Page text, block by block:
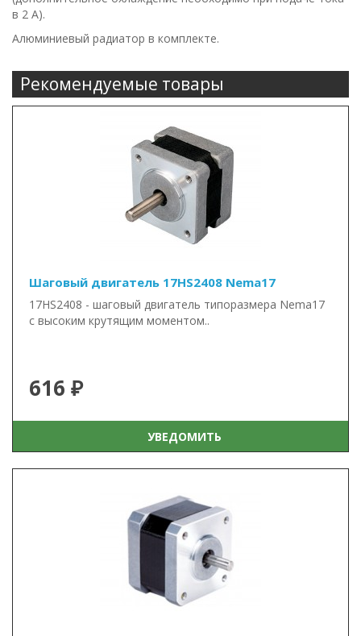
в 2 A).
Алюминиевый радиатор в комплекте.
Рекомендуемые товары
Шаговый двигатель 17HS2408 Nema17
17HS2408 - шаговый двигатель типоразмера Nema17
с высоким крутящим моментом..
616 ₽
УВЕДОМИТЬ